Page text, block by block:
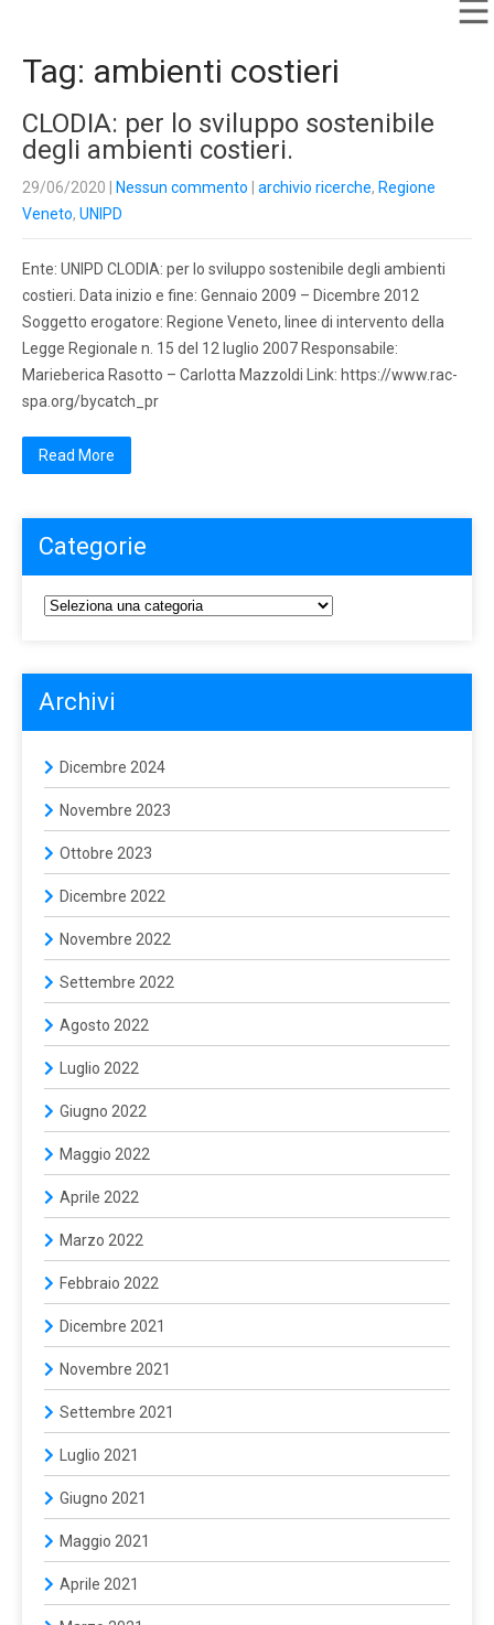
Tag: ambienti costieri
CLODIA: per lo sviluppo sostenibile
degli ambienti costieri.
29/06/2020 Nessun commento archivio ricerche, Regione
Veneto, UNIPD
Ente: UNIPD CLODIA: per lo sviluppo sostenibile degli ambienti
costieri. Data inizio e fine: Gennaio 2009 – Dicembre 2012
Soggetto erogatore: Regione Veneto, linee di intervento della
Legge Regionale n. 15 del 12 luglio 2007 Responsabile:
Marieberica Rasotto – Carlotta Mazzoldi Link: https://www.rac-
spa.org/bycatch_pr
Read More
Categorie
Archivi
Dicembre 2024
Novembre 2023
Ottobre 2023
Dicembre 2022
Novembre 2022
Settembre 2022
Agosto 2022
Luglio 2022
Giugno 2022
Maggio 2022
Aprile 2022
Marzo 2022
Febbraio 2022
Dicembre 2021
Novembre 2021
Settembre 2021
Luglio 2021
Giugno 2021
Maggio 2021
Aprile 2021